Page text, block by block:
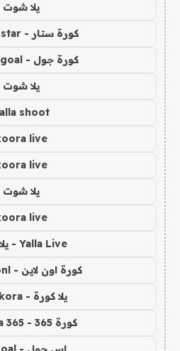
يلا شوت
كورة ستار - koora-star
كورة جول - koora-goal
يلا شوت
shoot
live
live
يلا شوت
live
Yalla Live - يلا لايف
كورة اون لاين - koora onl
يلا كورة - yallakora
كورة 365 - kooora 365